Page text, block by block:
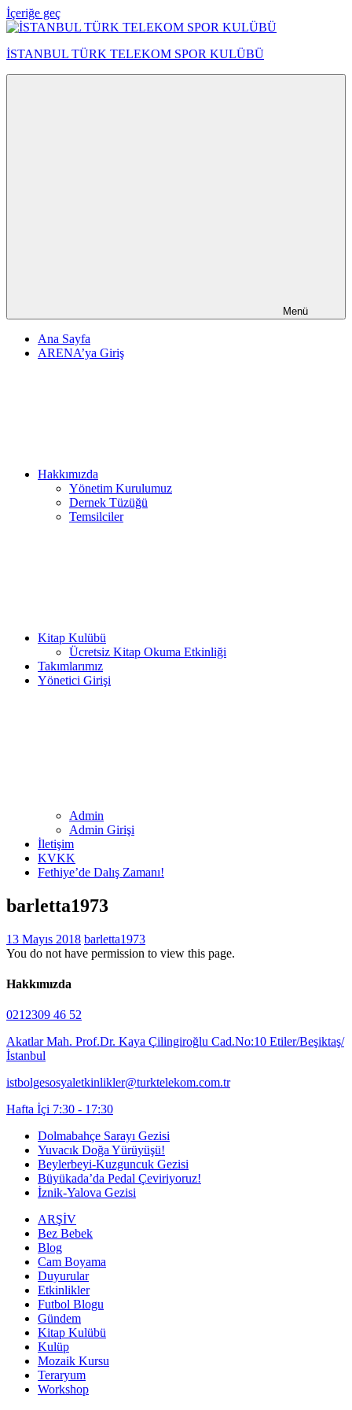
İçeriğe geç
İSTANBUL TÜRK TELEKOM SPOR KULÜBÜ
Menü
Ana Sayfa
ARENA’ya Giriş
Hakkımızda
Yönetim Kurulumuz
Dernek Tüzüğü
Temsilciler
Kitap Kulübü
Ücretsiz Kitap Okuma Etkinliği
Takımlarımız
Yönetici Girişi
Admin
Admin Girişi
İletişim
KVKK
Fethiye’de Dalış Zamanı!
barletta1973
13 Mayıs 2018 barletta1973
You do not have permission to view this page.
Hakkımızda
0212309 46 52
Akatlar Mah. Prof.Dr. Kaya Çilingiroğlu Cad.No:10 Etiler/Beşiktaş/
İstanbul
istbolgesosyaletkinlikler@turktelekom.com.tr
Hafta İçi 7:30 - 17:30
Dolmabahçe Sarayı Gezisi
Yuvacık Doğa Yürüyüşü!
Beylerbeyi-Kuzguncuk Gezisi
Büyükada’da Pedal Çeviriyoruz!
İznik-Yalova Gezisi
ARŞİV
Bez Bebek
Blog
Cam Boyama
Duyurular
Etkinlikler
Futbol Blogu
Gündem
Kitap Kulübü
Kulüp
Mozaik Kursu
Teraryum
Workshop